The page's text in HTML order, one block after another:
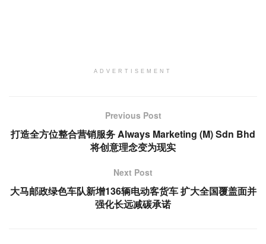
ADVERTISEMENT
Previous Post
打造全方位整合营销服务 Always Marketing (M) Sdn Bhd
将创意理念变为现实
Next Post
大马邮政绿色车队新增136辆电动客货车 扩大全国覆盖面并
强化长远减碳承诺